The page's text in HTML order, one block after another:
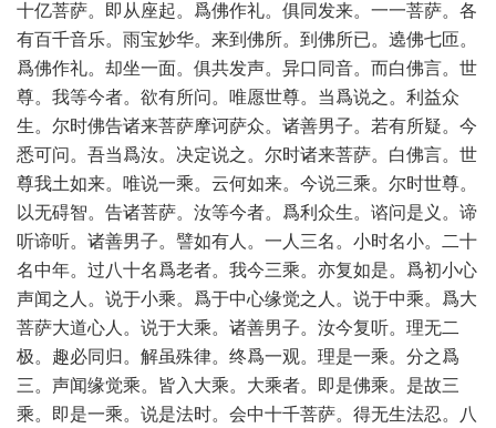
十亿菩萨。即从座起。爲佛作礼。俱同发来。一一菩萨。各
有百千音乐。雨宝妙华。来到佛所。到佛所已。遶佛七匝。
爲佛作礼。却坐一面。俱共发声。异口同音。而白佛言。世
尊。我等今者。欲有所问。唯愿世尊。当爲说之。利益众
生。尔时佛告诸来菩萨摩诃萨众。诸善男子。若有所疑。今
悉可问。吾当爲汝。决定说之。尔时诸来菩萨。白佛言。世
尊我土如来。唯说一乘。云何如来。今说三乘。尔时世尊。
以无碍智。告诸菩萨。汝等今者。爲利众生。谘问是义。谛
听谛听。诸善男子。譬如有人。一人三名。小时名小。二十
名中年。过八十名爲老者。我今三乘。亦复如是。爲初小心
声闻之人。说于小乘。爲于中心缘觉之人。说于中乘。爲大
菩萨大道心人。说于大乘。诸善男子。汝今复听。理无二
极。趣必同归。解虽殊律。终爲一观。理是一乘。分之爲
三。声闻缘觉乘。皆入大乘。大乘者。即是佛乘。是故三
乘。即是一乘。说是法时。会中十千菩萨。得无生法忍。八